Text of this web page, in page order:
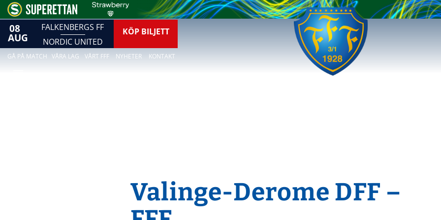
08
AUG
FALKENBERGS FF
NORDIC UNITED
KÖP BILJETT
GÅ PÅ MATCH VÅRA LAG VÅRT FFF NYHETER KONTAKT
Valinge-Derome DFF –